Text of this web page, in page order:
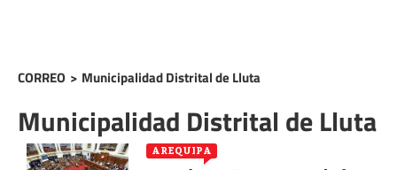
CORREO > Municipalidad Distrital de Lluta
Municipalidad Distrital de Lluta
AREQUIPA